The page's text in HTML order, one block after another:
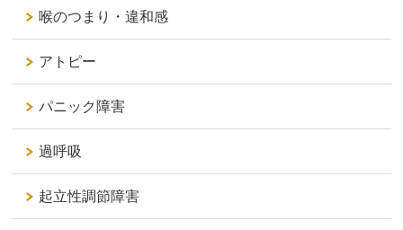
喉のつまり・違和感
アトピー
パニック障害
過呼吸
起立性調節障害